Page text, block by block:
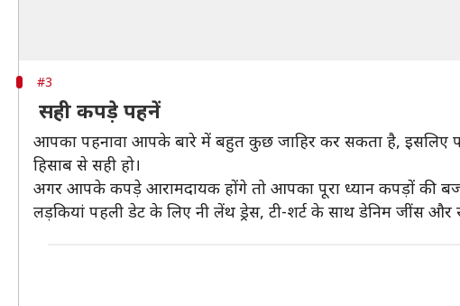
#3
सही कपड़े पहनें
आपका पहनावा आपके बारे में बहुत कुछ जाहिर कर सकता है, इसलिए
हिसाब से सही हो।
अगर आपके कपड़े आरामदायक होंगे तो आपका पूरा ध्यान कपड़ों की
लड़कियां पहली डेट के लिए नी लेंथ ड्रेस, टी-शर्ट के साथ डेनिम